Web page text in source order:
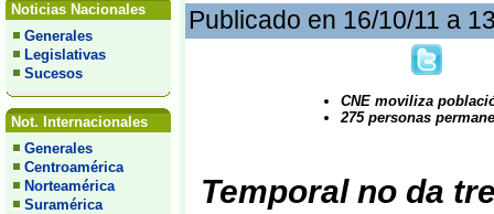
Noticias Nacionales
Generales
Legislativas
Sucesos
Not. Internacionales
Generales
Centroamérica
Norteamérica
Suramérica
Publicado en 16/10/11 a
CNE moviliza
275 personas
Temporal no da